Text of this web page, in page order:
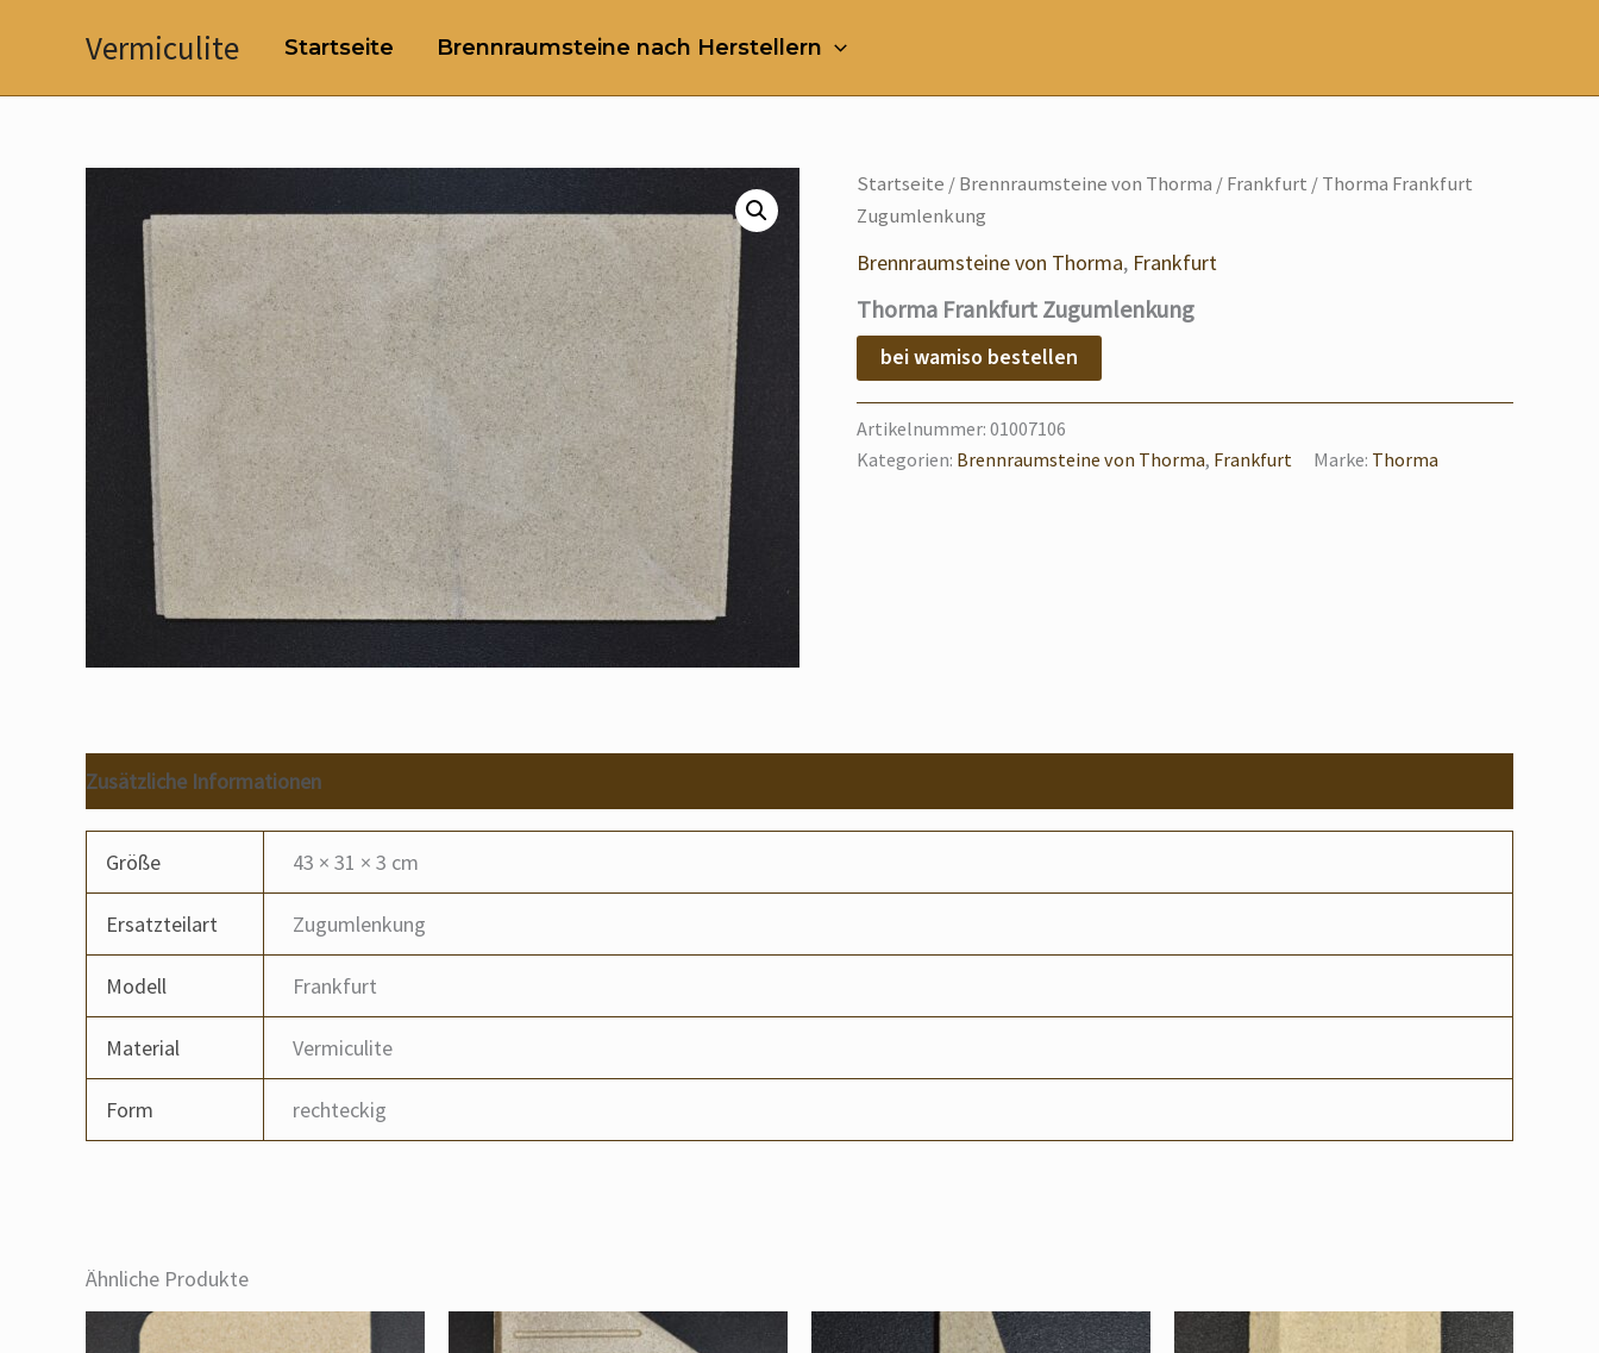
Vermiculite Startseite Brennraumsteine nach Herstellern
Startseite /Brennraumsteine von Thorma /Frankfurt / Thorma Frankfurt
Zugumlenkung
Brennraumsteine von Thorma, Frankfurt
Thorma Frankfurt Zugumlenkung
bei wamiso bestellen
Artikelnummer: 01007106
Kategorien: Brennraumsteine von Thorma, Frankfurt Marke: Thorma
Zusätzliche Informationen
Größe 43 × 31 × 3 cm
Ersatzteilart Zugumlenkung
Modell Frankfurt
Material Vermiculite
Form rechteckig
Ähnliche Produkte